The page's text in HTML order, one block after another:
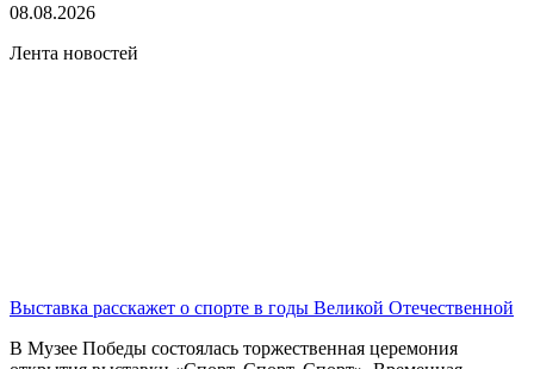
08.08.2026
Лента новостей
Выставка расскажет о спорте в годы Великой Отечественной
В Музее Победы состоялась торжественная церемония